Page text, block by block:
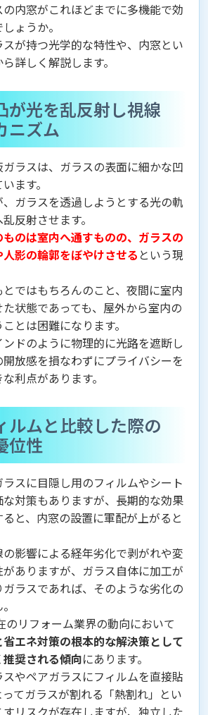
内窓がこれほどまでに多機能で効
ょうか。
が持つ光学的な特性や、内窓とい
詳しく解説します。
が光を乱反射し視線
ニズム
ラスは、ガラスの表面に細かな凹
ます。
ガラスを透過しようとする光の軌
反射させます。
のは室内へ通すものの、ガラスの
影の輪郭をぼやけさせる という現
ではもちろんのこと、夜間に室内
状態であっても、屋外から室内の
とは困難になります。
ドのように物理的に光路を遮断し
放感を損なわずにプライバシーを
利点があります。
ルムと比較した際の
位性
スに目隠し用のフィルムやシート
対策もありますが、長期的な効果
と、内窓の設置に軍配が上がると
影響による経年劣化で剥がれや変
ありますが、ガラス自体に加工が
ラスであれば、そのような劣化の
のリフォーム業界の動向において
省エネ対策の根本的な解決策として
奨される傾向にあります。
やペアガラスにフィルムを直接貼
てガラスが割れる「熱割れ」とい
リスクが存在しますが、独立した